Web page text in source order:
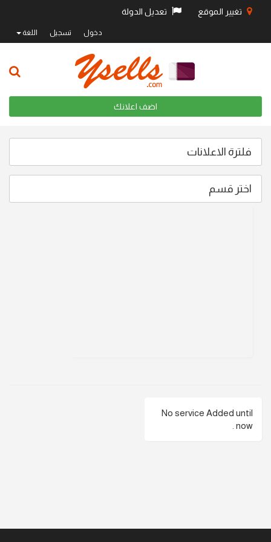
تغيير الموقع تعديل الدولة
دخول تسجيل اللغة
اضف اعلانك
فلترة الاعلانات
اختر قسم
No service Added until
now .